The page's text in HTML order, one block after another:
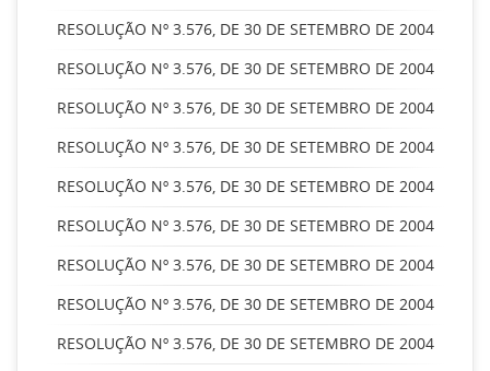
RESOLUÇÃO Nº 3.576, DE 30 DE SETEMBRO DE 2004
RESOLUÇÃO Nº 3.576, DE 30 DE SETEMBRO DE 2004
RESOLUÇÃO Nº 3.576, DE 30 DE SETEMBRO DE 2004
RESOLUÇÃO Nº 3.576, DE 30 DE SETEMBRO DE 2004
RESOLUÇÃO Nº 3.576, DE 30 DE SETEMBRO DE 2004
RESOLUÇÃO Nº 3.576, DE 30 DE SETEMBRO DE 2004
RESOLUÇÃO Nº 3.576, DE 30 DE SETEMBRO DE 2004
RESOLUÇÃO Nº 3.576, DE 30 DE SETEMBRO DE 2004
RESOLUÇÃO Nº 3.576, DE 30 DE SETEMBRO DE 2004